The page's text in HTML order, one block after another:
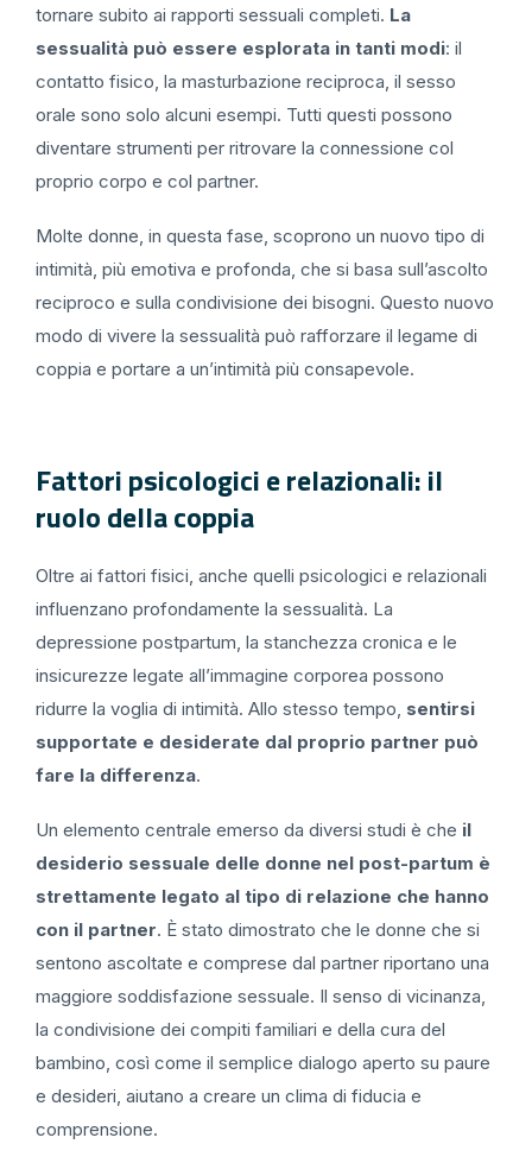
tornare subito ai rapporti sessuali completi. La
sessualità può essere esplorata in tanti modi: il
contatto fisico, la masturbazione reciproca, il sesso
orale sono solo alcuni esempi. Tutti questi possono
diventare strumenti per ritrovare la connessione col
proprio corpo e col partner.
Molte donne, in questa fase, scoprono un nuovo tipo di
intimità, più emotiva e profonda, che si basa sull’ascolto
reciproco e sulla condivisione dei bisogni. Questo nuovo
modo di vivere la sessualità può rafforzare il legame di
coppia e portare a un’intimità più consapevole.
Fattori psicologici e relazionali: il
ruolo della coppia
Oltre ai fattori fisici, anche quelli psicologici e relazionali
influenzano profondamente la sessualità. La
depressione postpartum, la stanchezza cronica e le
insicurezze legate all’immagine corporea possono
ridurre la voglia di intimità. Allo stesso tempo, sentirsi
supportate e desiderate dal proprio partner può
fare la differenza.
Un elemento centrale emerso da diversi studi è che il
desiderio sessuale delle donne nel post-partum è
strettamente legato al tipo di relazione che hanno
con il partner. È stato dimostrato che le donne che si
sentono ascoltate e comprese dal partner riportano una
maggiore soddisfazione sessuale. Il senso di vicinanza,
la condivisione dei compiti familiari e della cura del
bambino, così come il semplice dialogo aperto su paure
e desideri, aiutano a creare un clima di fiducia e
comprensione.